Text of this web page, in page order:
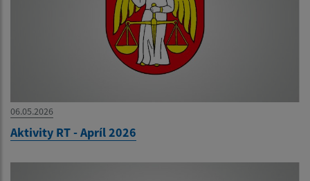
06.05.2026
Aktivity RT - Apríl 2026